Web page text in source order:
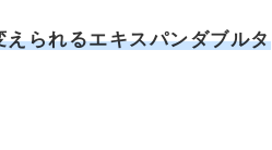
えられるエキスパンダブルタ